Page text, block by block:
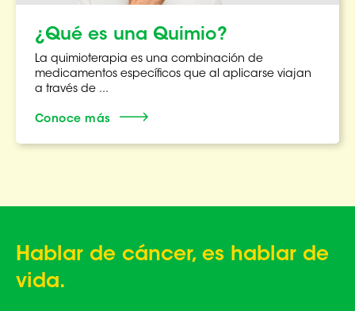
¿Qué es una Quimio?
La quimioterapia es una combinación de
medicamentos específicos que al aplicarse viajan
a través de ...
Conoce más
Hablar de cáncer, es hablar de
vida.